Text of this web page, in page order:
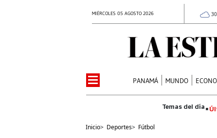
MIÉRCOLES 05 AGOSTO 2026
PANAMÁ MUNDO
Inicio> Deportes> Fútbol